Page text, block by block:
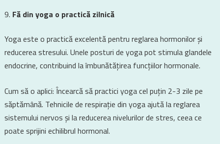
Fă din yoga o practică zilnică
Yoga este o practică excelentă pentru reglarea hormonilor și
reducerea stresului. Unele posturi de yoga pot stimula glandele
endocrine, contribuind la îmbunătățirea funcțiilor hormonale.
Cum să o aplici: Încearcă să practici yoga cel puțin 2-3 zile pe
săptămână. Tehnicile de respirație din yoga ajută la reglarea
sistemului nervos și la reducerea nivelurilor de stres, ceea ce
poate sprijini echilibrul hormonal.